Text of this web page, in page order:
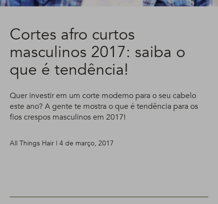
Cortes afro curtos
masculinos 2017: saiba o
que é tendência!
Quer investir em um corte moderno para o seu cabelo
este ano? A gente te mostra o que é tendência para os
fios crespos masculinos em 2017!
All Things Hair | 4 de março, 2017